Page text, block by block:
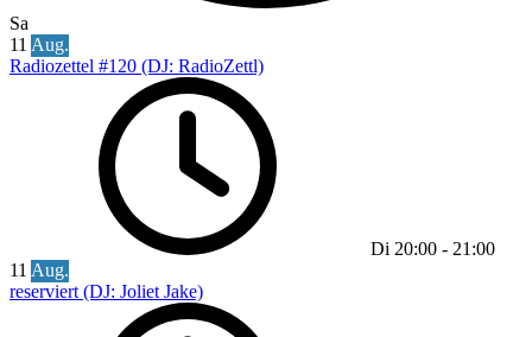
Sa
11 Aug.
Radiozettel #120 (DJ: RadioZettl)
Di 20:00 - 21:00
11 Aug.
reserviert (DJ: Joliet Jake)